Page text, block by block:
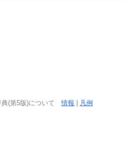
典(第5版)について情報 凡例